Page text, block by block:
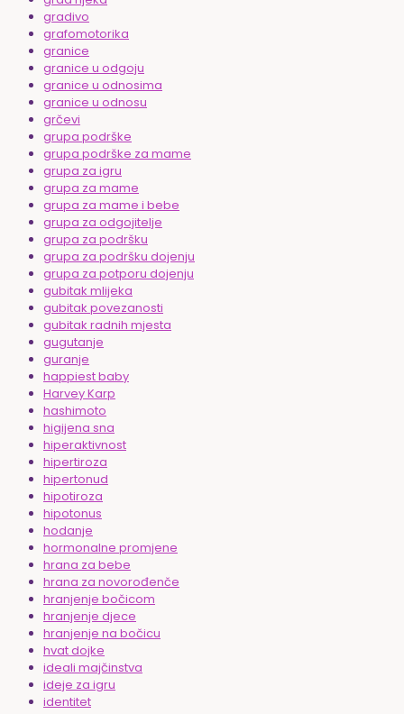
gradivo
grafomotorika
granice
granice u odgoju
granice u odnosima
granice u odnosu
grčevi
grupa podrške
grupa podrške za mame
grupa za igru
grupa za mame
grupa za mame i bebe
grupa za odgojitelje
grupa za podršku
grupa za podršku dojenju
grupa za potporu dojenju
gubitak mlijeka
gubitak povezanosti
gubitak radnih mjesta
gugutanje
guranje
happiest baby
Harvey Karp
hashimoto
higijena sna
hiperaktivnost
hipertiroza
hipertonud
hipotiroza
hipotonus
hodanje
hormonalne promjene
hrana za bebe
hrana za novorođenče
hranjenje bočicom
hranjenje djece
hranjenje na bočicu
hvat dojke
ideali majčinstva
ideje za igru
identitet